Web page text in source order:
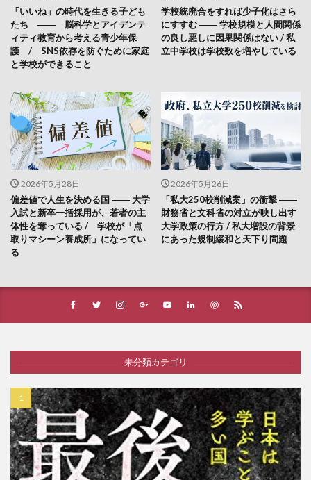
「いいね」の時代を生きる子ども
たち ―― 脳科学とアイデンテ
ィティ教育から考える青少年保
護 / SNS依存を防ぐために家庭
と学校ができること
学校統廃合をすれば少子化はさら
にすすむ ―― 学校規模と人間関係
の良し悪しに因果関係はない / 私
立中学校は学校数を増やしている
2026年5月28日
偏差値で人生を決める国 ―― 大学
入試と新卒一括採用が、若者の主
体性を奪っている / 学校が「点
取りマシーン養成所」になってい
る
2026年5月26日
「私大250校削減案」の衝撃 ――
財務省と文科省の対立が映し出す
大学政策の行方 / 私大増設の背景
にあった規制緩和と天下り問題
未分類カテゴリ